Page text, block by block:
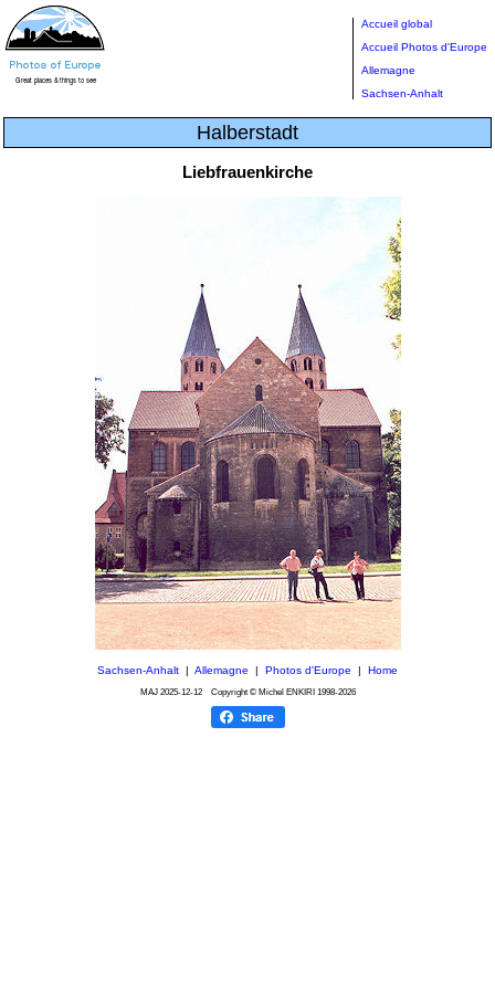
Accueil global
Accueil Photos d'Europe
Allemagne
Sachsen-Anhalt
Halberstadt
Liebfrauenkirche
Sachsen-Anhalt Allemagne Photos d'Europe Home
MAJ 2025-12-12Copyright © Michel ENKIRI 1998-2026